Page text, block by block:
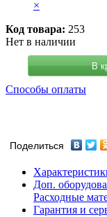
×
Код товара: 253
Нет в наличии
В
Способы оплаты
Поделиться
Доп.
Расходные
Гарантия и